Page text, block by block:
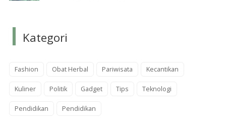
Kategori
Fashion Obat Herbal Pariwisata Kecantikan
Kuliner Politik Gadget Tips Teknologi
Pendidikan Pendidikan